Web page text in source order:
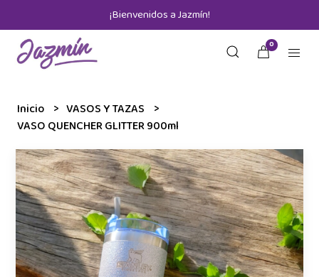
¡Bienvenidos a Jazmín!
0
Inicio
VASOS Y TAZAS
VASO QUENCHER GLITTER 900ml